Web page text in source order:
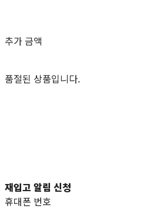
추가 금액
품절된 상품입니다.
재입고 알림 신청
휴대폰 번호